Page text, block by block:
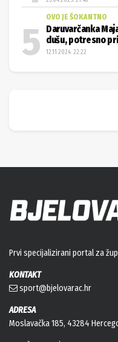
OVO JE ŠOKANTNO
Daruvarčanka
dušu, potresno
12.11.2024. 22:22
Prvi specijalizirani portal za
KONTAKT
sport@bjelovarac.hr
ADRESA
Moslavačka 185, 43284